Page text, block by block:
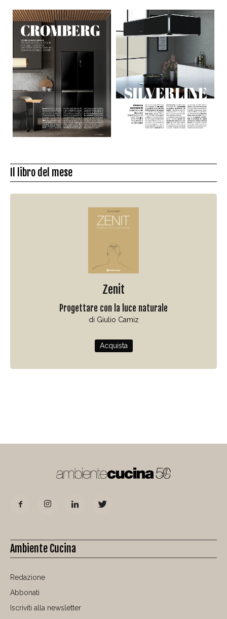
Il libro del mese
Zenit
Progettare con la luce naturale
di Giulio Camiz
Acquista
Ambiente Cucina
Redazione
Abbonati
Iscriviti alla newsletter